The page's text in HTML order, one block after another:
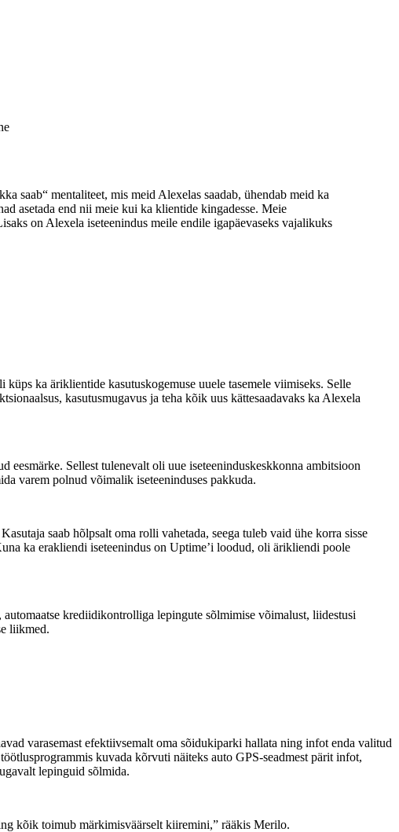
saab“ mentaliteet, mis meid Alexelas saadab, ühendab meid ka
asetada end nii meie kui ka klientide kingadesse. Meie
on Alexela iseteenindus meile endile igapäevaseks vajalikuks
küps ka äriklientide kasutuskogemuse uuele tasemele viimiseks. Selle
kasutusmugavus ja teha kõik uus kättesaadavaks ka Alexela
eesmärke. Sellest tulenevalt oli uue iseteeninduskeskkonna ambitsioon
varem polnud võimalik iseteeninduses pakkuda.
saab hõlpsalt oma rolli vahetada, seega tuleb vaid ühe korra sisse
ka erakliendi iseteenindus on Uptime’i loodud, oli ärikliendi poole
krediidikontrolliga lepingute sõlmimise võimalust, liidestusi
liikmed.
varasemast efektiivsemalt oma sõidukiparki hallata ning infot enda valitud
kuvada kõrvuti näiteks auto GPS-seadmest pärit infot,
lepinguid sõlmida.
kõik toimub märkimisväärselt kiiremini,” rääkis Merilo.